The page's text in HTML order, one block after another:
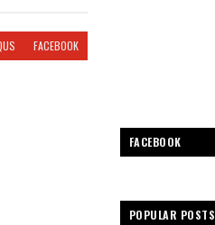
FACEBOOK
FACEBOOK
POPULAR POSTS